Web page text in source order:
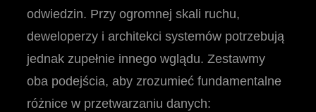
odwiedzin. Przy ogromnej skali ruchu,
deweloperzy i architekci systemów potrzebują
jednak zupełnie innego wglądu. Zestawmy
oba podejścia, aby zrozumieć fundamentalne
różnice w przetwarzaniu danych: